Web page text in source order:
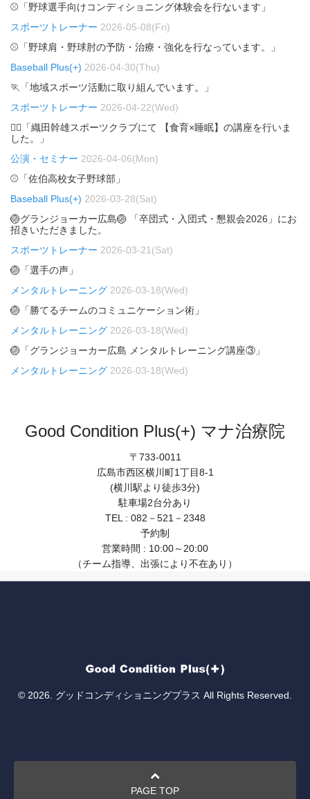
⚾「野球選手向けコンディショニング体験会を行ないます」
スポーツトレーナー 2026-05-08(Fri)
⚾「野球肩・野球肘の予防・治療・強化を行なっています。」
Baseball Plus(+) 2026-04-30(Thu)
🏃「地域スポーツ活動に取り組んでいます。」
スポーツトレーナー 2026-04-22(Wed)
🏃‍♂️「織田幹雄スポーツクラブにて 【食育×睡眠】の講座を行いま
した。」
公演・セミナー 2026-04-06(Mon)
⚾「佐伯高校女子野球部」
Baseball Plus(+) 2026-03-28(Sat)
🏐グランジョーカー広島🏐 「卒団式・入団式・懇親会2026」にお
招きいただきました。
スポーツトレーナー 2026-03-21(Sat)
🏐「選手の声」
メンタルトレーニング 2026-03-18(Wed)
🏐「勝てるチームのコミュニケーション術」
メンタルトレーニング 2026-03-18(Wed)
🏐「グランジョーカー広島 メンタルトレーニング講座③」
メンタルトレーニング 2026-03-18(Wed)
Good Condition Plus(+) マナ治療院
〒733-0011
広島市西区横川町1丁目8-1
(横川駅より徒歩3分)
駐車場2台分あり
TEL : 082－521－2348
予約制
営業時間 : 10:00～20:00
（チーム指導、出張により不在あり）
© 2026. グッドコンディショニングプラス All Rights Reserved.
PAGE TOP